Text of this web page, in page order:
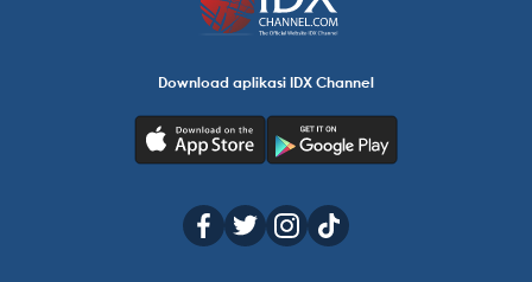
Download aplikasi IDX Channel